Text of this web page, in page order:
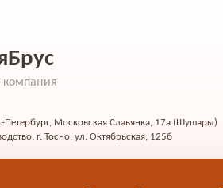
компания
Петербург, Московская Славянка, 17а (Шушары)
г. Тосно, ул. Октябрьская, 125б